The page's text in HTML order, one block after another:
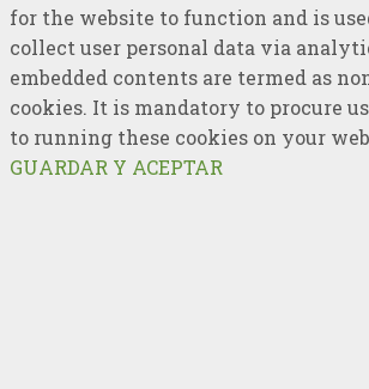
for the website to function and is
collect user personal data via
embedded contents are termed as
cookies. It is mandatory to procure
to running these cookies on your
GUARDAR Y ACEPTAR